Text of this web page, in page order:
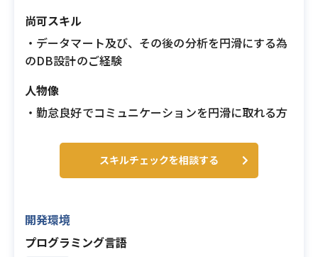
尚可スキル
・データマート及び、その後の分析を円滑にする為
のDB設計のご経験
人物像
・勤怠良好でコミュニケーションを円滑に取れる方
スキルチェックを相談する
開発環境
プログラミング言語